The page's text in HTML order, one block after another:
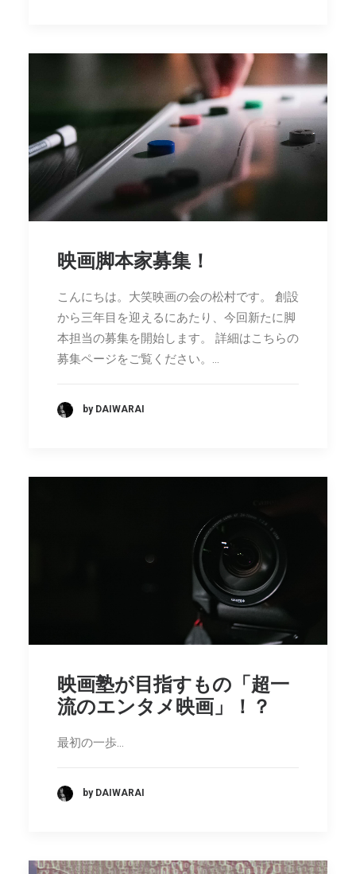
映画脚本家募集！
こんにちは。大笑映画の会の松村です。 創設
から三年目を迎えるにあたり、今回新たに脚
本担当の募集を開始します。 詳細はこちらの
募集ページをご覧ください。…
by DAIWARAI
映画塾が目指すもの「超一
流のエンタメ映画」！？
最初の一歩…
by DAIWARAI